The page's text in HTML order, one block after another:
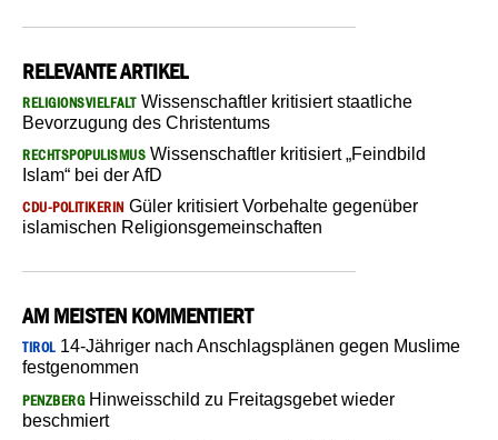
RELEVANTE ARTIKEL
RELIGIONSVIELFALTWissenschaftler kritisiert staatliche
Bevorzugung des Christentums
RECHTSPOPULISMUS Wissenschaftler kritisiert „Feindbild
Islam“ bei der AfD
CDU-POLITIKERIN Güler kritisiert Vorbehalte gegenüber
islamischen Religionsgemeinschaften
AM MEISTEN KOMMENTIERT
TIROL14-Jähriger nach Anschlagsplänen gegen Muslime
festgenommen
PENZBERGHinweisschild zu Freitagsgebet wieder
beschmiert